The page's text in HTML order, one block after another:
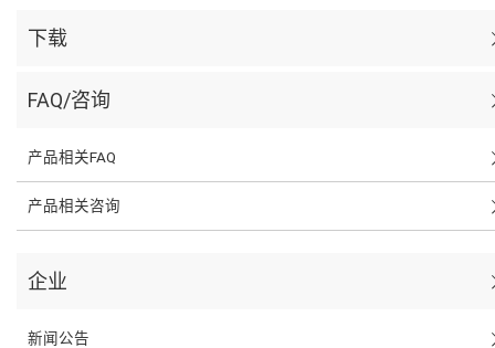
下载
FAQ/咨询
产品相关FAQ
产品相关咨询
企业
新闻公告